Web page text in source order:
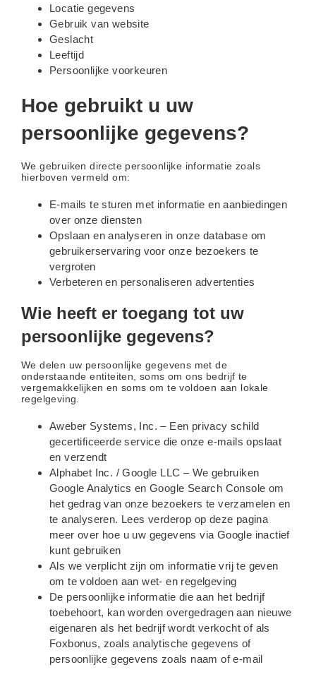
Locatie gegevens
Gebruik van website
Geslacht
Leeftijd
Persoonlijke voorkeuren
Hoe gebruikt u uw
persoonlijke gegevens?
We gebruiken directe persoonlijke informatie zoals
hierboven vermeld om:
E-mails te sturen met informatie en aanbiedingen
over onze diensten
Opslaan en analyseren in onze database om
gebruikerservaring voor onze bezoekers te
vergroten
Verbeteren en personaliseren advertenties
Wie heeft er toegang tot uw
persoonlijke gegevens?
We delen uw persoonlijke gegevens met de
onderstaande entiteiten, soms om ons bedrijf te
vergemakkelijken en soms om te voldoen aan lokale
regelgeving.
Aweber Systems, Inc. – Een privacy schild
gecertificeerde service die onze e-mails opslaat
en verzendt
Alphabet Inc. / Google LLC – We gebruiken
Google Analytics en Google Search Console om
het gedrag van onze bezoekers te verzamelen en
te analyseren. Lees verderop op deze pagina
meer over hoe u uw gegevens via Google inactief
kunt gebruiken
Als we verplicht zijn om informatie vrij te geven
om te voldoen aan wet- en regelgeving
De persoonlijke informatie die aan het bedrijf
toebehoort, kan worden overgedragen aan nieuwe
eigenaren als het bedrijf wordt verkocht of als
Foxbonus, zoals analytische gegevens of
persoonlijke gegevens zoals naam of e-mail